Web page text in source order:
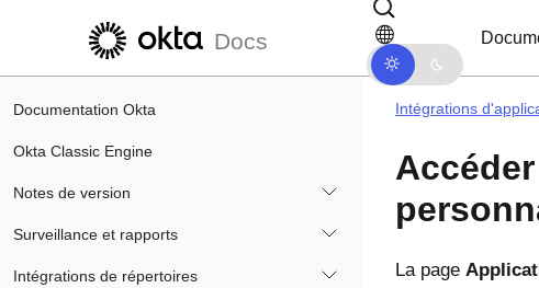
Passer au contenu principal Passer à la navigation dans les documents
Docs
Documentation Okta
Okta Classic Engine
Notes de version
Surveillance et rapports
Intégrations de répertoires
Intégrations
La page